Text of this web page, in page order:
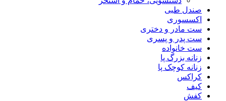
صندل طبی
اکسسوری
ست مادر و دختری
ست پدر و پسری
ست خانواده
زنانه بزرگ پا
زنانه کوچک پا
کراکس
کیف
کفش